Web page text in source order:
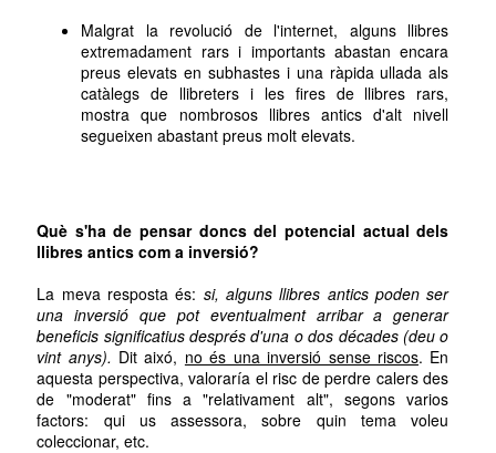
Malgrat la revolució de l'internet, alguns llibres
extremadament rars i importants abastan encara
preus elevats en subhastes i una ràpida ullada als
catàlegs de llibreters i les fires de llibres rars,
mostra que nombrosos llibres antics d'alt nivell
segueixen abastant preus molt elevats.
Què s'ha de pensar doncs del potencial actual dels
llibres antics com a inversió?
La meva resposta és: si, alguns llibres antics poden ser
una inversió que pot eventualment arribar a generar
beneficis significatius després d'una o dos décades (deu o
vint anys). Dit aixó, no és una inversió sense riscos. En
aquesta perspectiva, valoraría el risc de perdre calers des
de "moderat" fins a "relativament alt", segons varios
factors: qui us assessora, sobre quin tema voleu
coleccionar, etc.